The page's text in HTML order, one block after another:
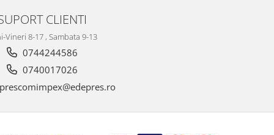
CLIENTI
Vineri 8-17 , Sambata 9-13
0744244586
0740017026